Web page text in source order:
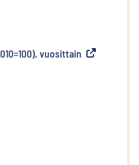
vuosittain Ulkoinen